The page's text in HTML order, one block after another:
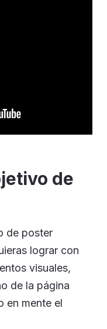
de
de poster
lograr con
visuales,
de la página
en mente el